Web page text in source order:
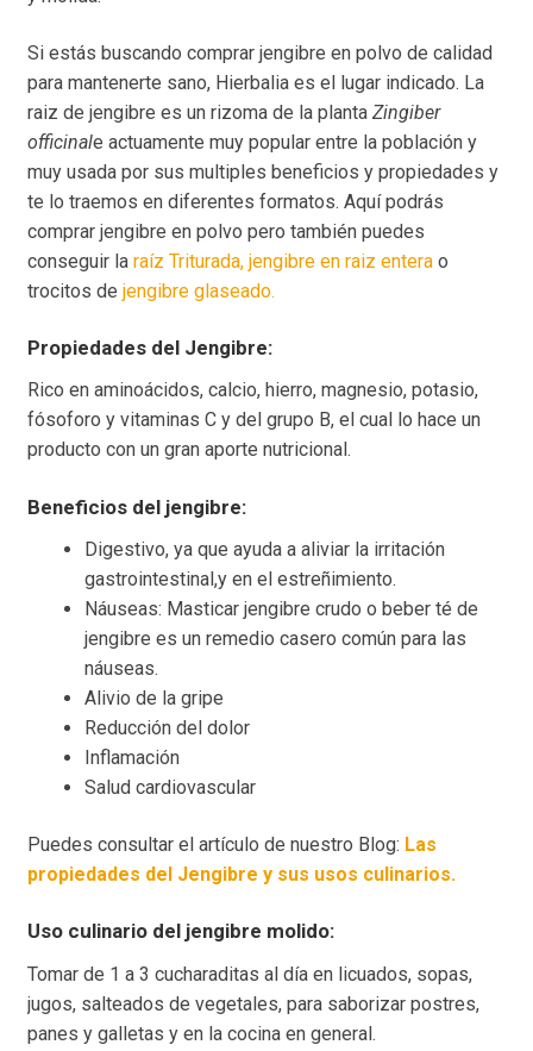
Si estás buscando comprar jengibre en polvo de calidad
para mantenerte sano, Hierbalia es el lugar indicado. La
raiz de jengibre es un rizoma de la planta Zingiber
officinale actuamente muy popular entre la población y
muy usada por sus multiples beneficios y propiedades y
te lo traemos en diferentes formatos. Aquí podrás
comprar jengibre en polvo pero también puedes
conseguir la raíz Triturada, jengibre en raiz enterao
trocitos de jengibre glaseado.
Propiedades del Jengibre:
Rico en aminoácidos, calcio, hierro, magnesio, potasio,
fósoforo y vitaminas C y del grupo B, el cual lo hace un
producto con un gran aporte nutricional.
Beneficiosdel jengibre:
Digestivo, ya que ayuda a aliviar la irritación
gastrointestinal,y en el estreñimiento.
Náuseas: Masticar jengibre crudo o beber té de
jengibre es un remedio casero común para las
náuseas.
Alivio de la gripe
Reducción del dolor
Inflamación
Salud cardiovascular
Puedes consultar el artículo de nuestro Blog: Las
propiedades del Jengibre y sus usos culinarios.
Uso culinario del jengibre molido:
Tomar de 1 a 3 cucharaditas al día en licuados, sopas,
jugos, salteados de vegetales, para saborizar postres,
panes y galletas y en la cocina en general.